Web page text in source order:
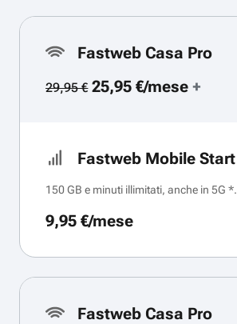
Fastweb Casa Pro
29,95 €25,95 €/mese+
Fastweb Mobile Start
150 GB e minuti illimitati, anche in 5G *.
9,95 €/mese
Fastweb Casa Pro